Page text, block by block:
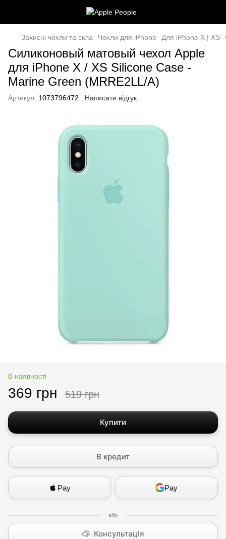
Захисні чохли та скла Чохли для iPhone Для iPhone X | XS
Силиконовый матовый чехол Apple
для iPhone X / XS Silicone Case -
Marine Green (MRRE2LL/A)
Артикул: 1073796472 Написати відгук
В наявності
369 грн 519 грн
Купити
В кредит
Pay Pay
КонсультацІя